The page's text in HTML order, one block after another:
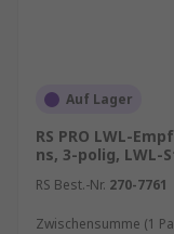
Auf Lager
RS PRO LWL-
ns, 3-polig, LWL-
RS Best.-Nr. 270-7761
Zwischensumme (1